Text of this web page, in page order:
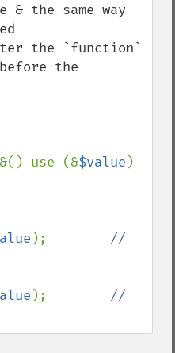
& the same way
the `function`
the
use (&$value )
); //
); //